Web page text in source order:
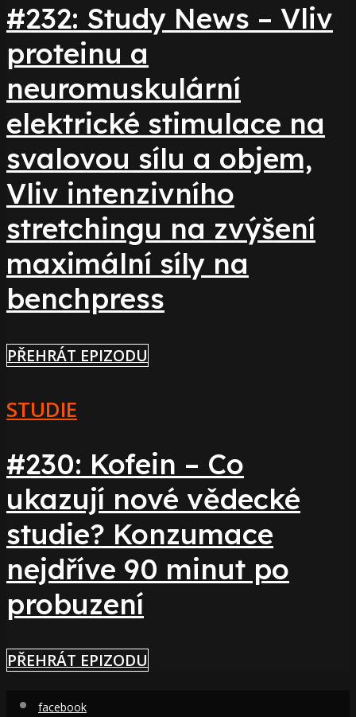
#232: Study News – Vliv
proteinu a
neuromuskulární
elektrické stimulace na
svalovou sílu a objem,
Vliv intenzivního
stretchingu na zvýšení
maximální síly na
benchpress
PŘEHRÁT EPIZODU
STUDIE
#230: Kofein – Co
ukazují nové vědecké
studie? Konzumace
nejdříve 90 minut po
probuzení
PŘEHRÁT EPIZODU
facebook